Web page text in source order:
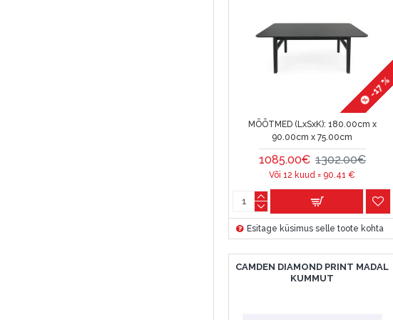
-17 %
MÕÕTMED (LxSxK): 180.00cm x
90.00cm x 75.00cm
1085.00€ 1302.00€
Või 12 kuud = 90.41 €
Esitage küsimus selle toote kohta
CAMDEN DIAMOND PRINT MADAL
KUMMUT